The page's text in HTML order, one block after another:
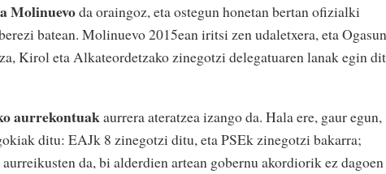
Molinuevoda oraingoz, eta ostegun honetan bertan ofizialki
batean. Molinuevo 2015ean iritsi zen udaletxera, eta
Kirol eta Alkateordetzako zinegotzi delegatuaren lanak egin
aurrekontuakaurrera ateratzea izango da. Hala ere, gaur egun,
ditu: EAJk 8 zinegotzi ditu, eta PSEk zinegotzi bakarra;
da, bi alderdien artean gobernu akordiorik ez dagoen